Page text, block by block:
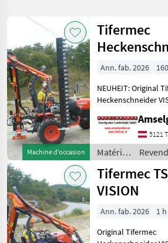
Catégorie 4 Pays Filtres
CHEMIN
ACTUEL
matériel
forestier
Materiels
Pour L
Entretien
Des Arbres
Tifermec
CHOISIR
UNE
CATÉGORIE
Réinitialiser
Afficher
résultats
Machine d’occasion
Tifermec
TS 370
Ann. fab. 2026
NEUHEIT: Original
Heckenschneider
hydraulikzylinder
vorne schwenken
Astschere. Ideal
ausschneiden hinter
Strommas
5121
Matériels
pour
l’entretien
des
arbres /
Tifermec
Tifermec
VISION
Ann. fab. 2026 1 h
Original Tifermec